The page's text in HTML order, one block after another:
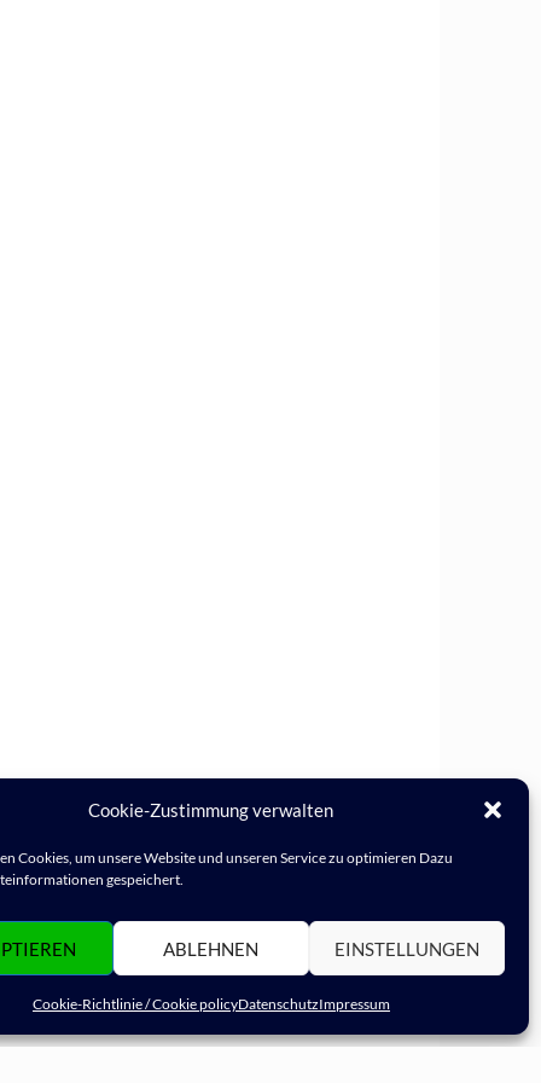
Cookie-Zustimmung verwalten
Cookies, um unsere Website und unseren Service zu optimieren Dazu
gespeichert.
ABLEHNEN EINSTELLUNGEN
Cookie-Richtlinie / Cookie policyDatenschutzImpressum